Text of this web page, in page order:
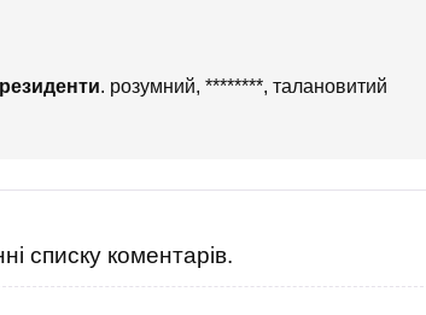
. розумний, ********, талановитий
списку коментарів.